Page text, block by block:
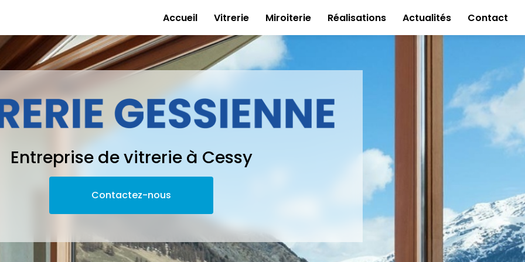
Accueil
Vitrerie Miroiterie Réalisations Actualités Contact
Entreprise de vitrerie à Cessy
Contactez-nous